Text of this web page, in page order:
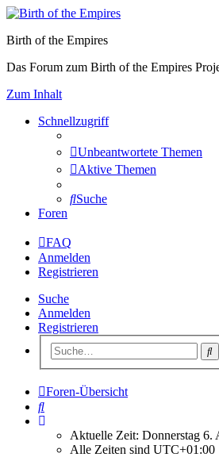
Birth of the Empires
Das Forum zum Birth of the Empires
Zum Inhalt
Schnellzugriff
Unbeantwortete Themen
Aktive Themen
Suche
Foren
FAQ
Anmelden
Registrieren
Suche
Anmelden
Registrieren
Foren-Übersicht
Suche
Aktuelle Zeit: Donnerstag 6.
Alle Zeiten sind UTC+01:00